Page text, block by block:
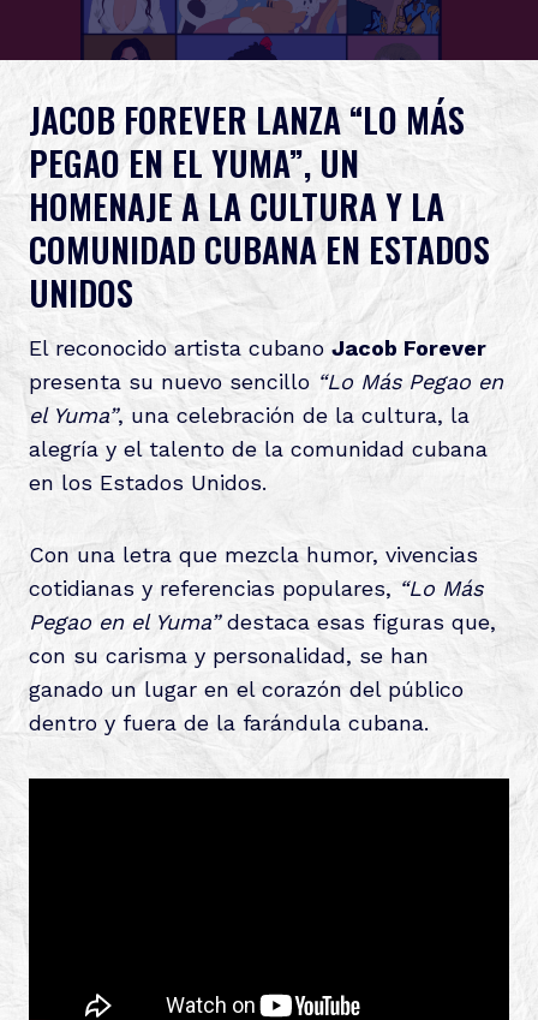
JACOB FOREVER LANZA “LO MÁS
PEGAO EN EL YUMA”, UN
HOMENAJE A LA CULTURA Y LA
COMUNIDAD CUBANA EN ESTADOS
UNIDOS
El reconocido artista cubano Jacob Forever
presenta su nuevo sencillo “Lo Más Pegao en
el Yuma”, una celebración de la cultura, la
alegría y el talento de la comunidad cubana
en los Estados Unidos.
Con una letra que mezcla humor, vivencias
cotidianas y referencias populares, “Lo Más
Pegao en el Yuma”destaca esas figuras que,
con su carisma y personalidad, se han
ganado un lugar en el corazón del público
dentro y fuera de la farándula cubana.